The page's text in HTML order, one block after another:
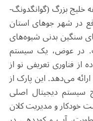
بزرگ (گوانگدونگ-
در شهر جوهای استان
سنگین بدنی شیوه‌های
در عوض، یک سیستم
فناوری تعریفی نو از
می‌دهد. این پارک از
در سال ۲۰۲۲، پنج سیستم دیجیتال اصلی
خودکار و مدیریت کلان